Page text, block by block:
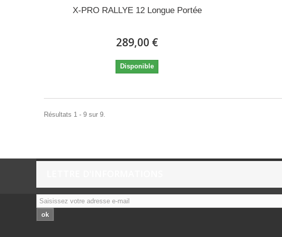
X-PRO RALLYE 12 Longue Portée
289,00 €
Disponible
Résultats 1 - 9 sur 9.
ok